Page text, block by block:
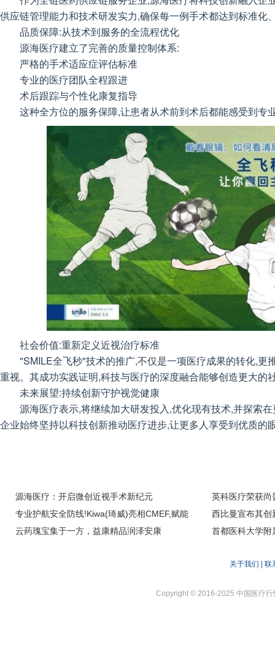
供应链管理能力和技术研发实力,确保每一例手术都达到标准化
品质保障:从技术到服务的全流程优化
源海医疗建立了完善的质量控制体系:
严格的手术适应症评估标准
专业的医疗团队全程跟进
术后跟踪与个性化康复指导
这种全方位的服务保障,让患者从术前到术后都能感受到专
社会价值:重新定义近视治疗标准
"SMILE全飞秒"技术的推广,不仅是一项医疗成果的转化,更
重视。其成功实践证明,科技与医疗的深度融合能够创造更大的
未来展望:持续创新守护视觉健康
源海医疗表示,将继续加大研发投入,优化现有技术,并探索
企业始终坚持以科技创新推动医疗进步,让更多人享受到优质的
源海医疗：开启微创近视手术新纪元
英科医疗荣获尚
专业护航安全防线!Kiwa(琦威)亮相CMEF,赋能
医械合规新征程
西比曼宣布其创
选2025年美国
云药瑰宝集于一方，益康精品润泽安康
首都医科大学附
关于我们 联
Copyright © 2016-2025 中国医疗